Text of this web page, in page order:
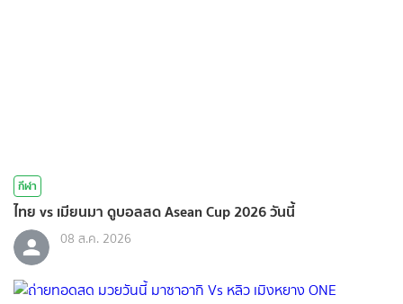
กีฬา
ไทย vs เมียนมา ดูบอลสด Asean Cup 2026 วันนี้
08 ส.ค. 2026